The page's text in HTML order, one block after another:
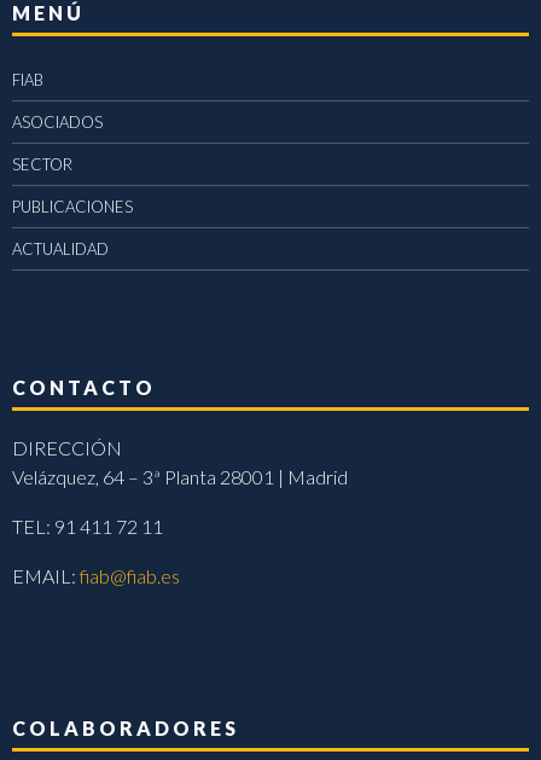
MENÚ
FIAB
ASOCIADOS
SECTOR
PUBLICACIONES
ACTUALIDAD
CONTACTO
DIRECCIÓN
Velázquez, 64 – 3ª Planta 28001 | Madrid
TEL: 91 411 72 11
EMAIL:fiab@fiab.es
COLABORADORES